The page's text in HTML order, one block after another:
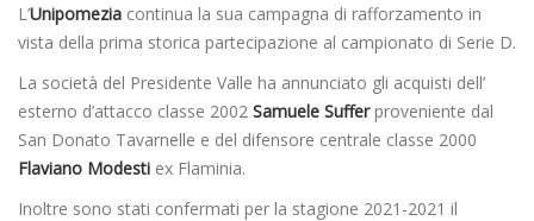
L’Unipomezia continua la sua campagna di rafforzamento in
vista della prima storica partecipazione al campionato di Serie D.
La società del Presidente Valle ha annunciato gli acquisti dell’
esterno d’attacco classe 2002 Samuele Sufferproveniente dal
San Donato Tavarnelle e del difensore centrale classe 2000
Flaviano Modesti ex Flaminia.
Inoltre sono stati confermati per la stagione 2021-2021 il